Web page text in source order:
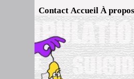
Contact Accueil À propos